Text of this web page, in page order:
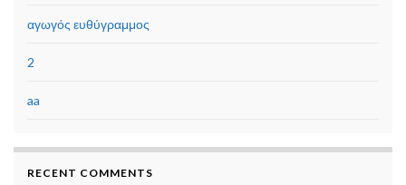
αγωγός ευθύγραμμος
2
aa
RECENT COMMENTS